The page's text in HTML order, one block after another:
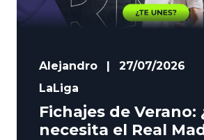
Alejandro
27/07/2026
LaLiga
Fichajes de Verano:
necesita el Real